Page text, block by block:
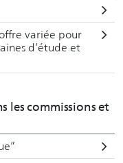
niveaux étatiques se
2022-2026 en
d’Istanbul (PAN
domestique,
responsables.
variée pour
d’étude et
les commissions et